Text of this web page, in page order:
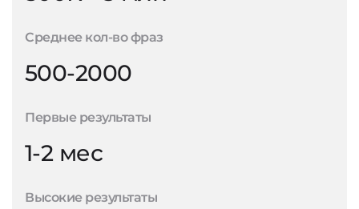
Среднее кол-во фраз
500-2000
Первые результаты
1-2 мес
Высокие результаты